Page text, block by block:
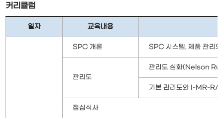
커리큘럼
일자 교육내용
SPC 개론 SPC 시스템, 제품 관리
관리도
관리도 심화(Nelson
기본 관리도와 I-MR-R/
점심식사